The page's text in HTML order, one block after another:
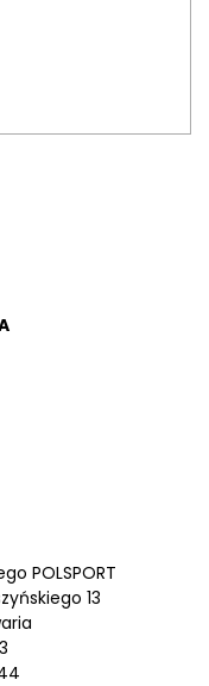
POLSPORT
13